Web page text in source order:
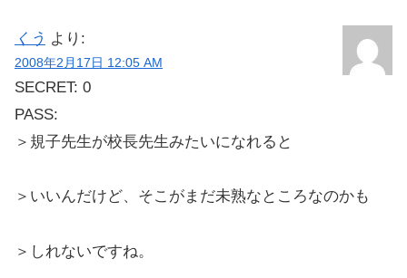
くう より:
2008年2月17日 12:05 AM
SECRET: 0
PASS:
＞規子先生が校長先生みたいになれると
＞いいんだけど、そこがまだ未熟なところなのかも
＞しれないですね。